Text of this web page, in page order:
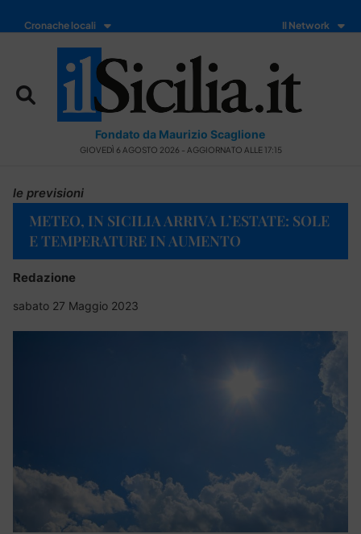
Cronache locali Il Network
Fondato da Maurizio Scaglione
GIOVEDÌ 6 AGOSTO 2026 - AGGIORNATO ALLE 17:15
le previsioni
METEO, IN SICILIA ARRIVA L’ESTATE: SOLE
E TEMPERATURE IN AUMENTO
Redazione
sabato 27 Maggio 2023